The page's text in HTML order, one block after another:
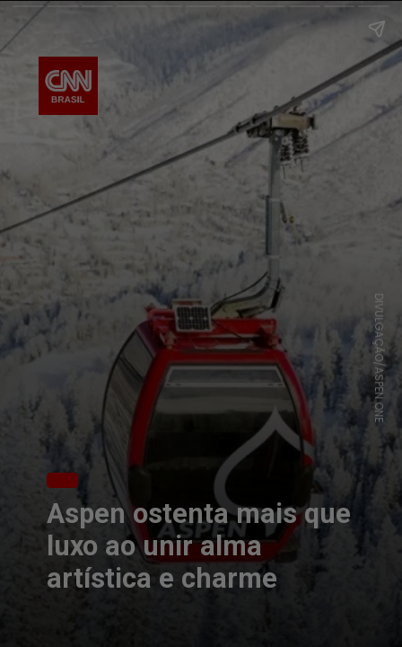
DIVULGAÇÃO/ASPEN ONE
Aspen ostenta mais que
luxo ao unir alma
artística e charme